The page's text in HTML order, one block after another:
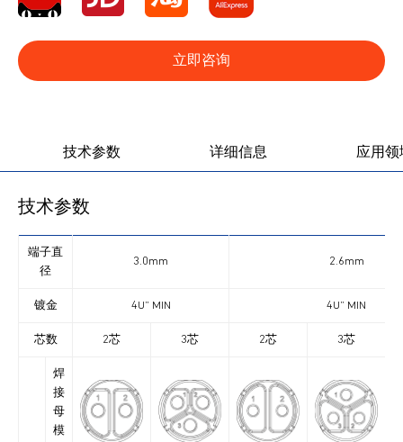
立即咨询
技术参数 详细信息 应用领
技术参数
端子直
径
3.0mm 2.6mm
镀金 4U” MIN 4U” MIN
芯数 2芯 3芯 2芯 3芯
焊
接
母
模